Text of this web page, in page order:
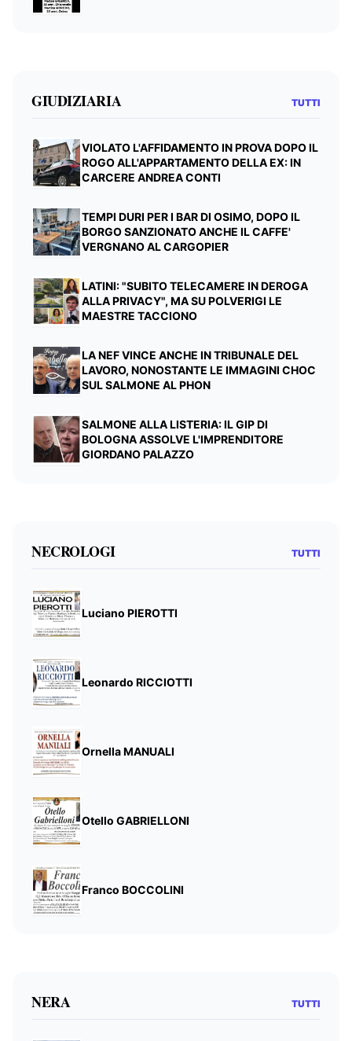
GIUDIZIARIA TUTTI
VIOLATO L'AFFIDAMENTO IN PROVA DOPO IL
ROGO ALL'APPARTAMENTO DELLA EX: IN
CARCERE ANDREA CONTI
TEMPI DURI PER I BAR DI OSIMO, DOPO IL
BORGO SANZIONATO ANCHE IL CAFFE'
VERGNANO AL CARGOPIER
LATINI: "SUBITO TELECAMERE IN DEROGA
ALLA PRIVACY", MA SU POLVERIGI LE
MAESTRE TACCIONO
LA NEF VINCE ANCHE IN TRIBUNALE DEL
LAVORO, NONOSTANTE LE IMMAGINI CHOC
SUL SALMONE AL PHON
SALMONE ALLA LISTERIA: IL GIP DI
BOLOGNA ASSOLVE L'IMPRENDITORE
GIORDANO PALAZZO
NECROLOGI TUTTI
Luciano PIEROTTI
Leonardo RICCIOTTI
Ornella MANUALI
Otello GABRIELLONI
Franco BOCCOLINI
NERA TUTTI